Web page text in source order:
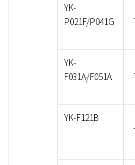
YK-
P021F/P041G
YK-
F031A/F051A
YK-F121B